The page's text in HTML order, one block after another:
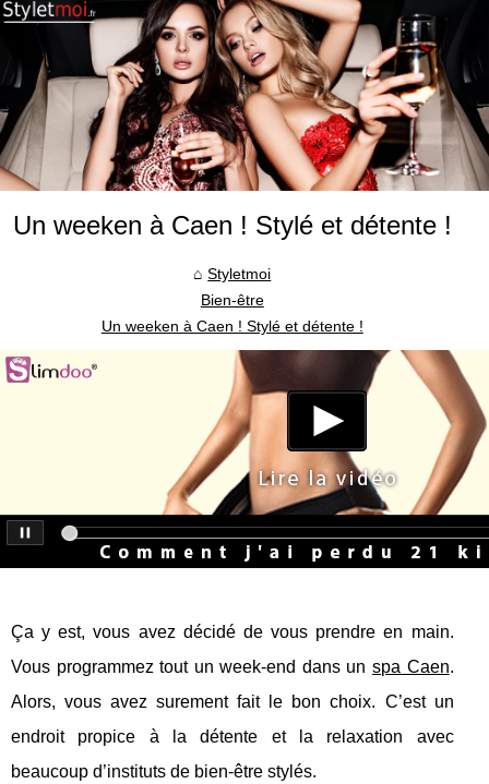
Un weeken à Caen ! Stylé et détente !
Styletmoi
Bien-être
Un weeken à Caen ! Stylé et détente !
Ça y est, vous avez décidé de vous prendre en main.
Vous programmez tout un week-end dans unspa Caen.
Alors, vous avez surement fait le bon choix. C’est un
endroit propice à la détente et la relaxation avec
beaucoup d’instituts de bien-être stylés.